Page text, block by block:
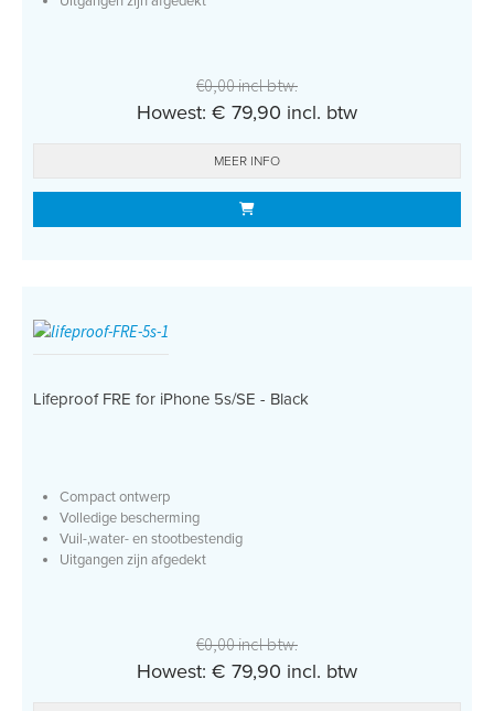
€0,00 incl btw.
Howest: € 79,90 incl. btw
MEER INFO
Lifeproof FRE for iPhone 5s/SE - Black
Compact ontwerp
Volledige bescherming
Vuil-,water- en stootbestendig
Uitgangen zijn afgedekt
€0,00 incl btw.
Howest: € 79,90 incl. btw